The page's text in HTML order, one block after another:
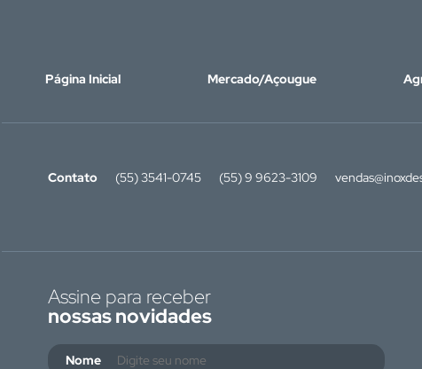
Página Inicial Mercado/Açougue
Contato (55) 3541-0745 (55) 9 9623-3109
Assine para receber
nossas novidades
Nome